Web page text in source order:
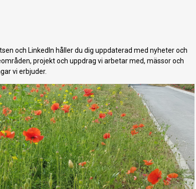
och LinkedIn håller du dig uppdaterad med nyheter och
projekt och uppdrag vi arbetar med, mässor och
vi erbjuder.